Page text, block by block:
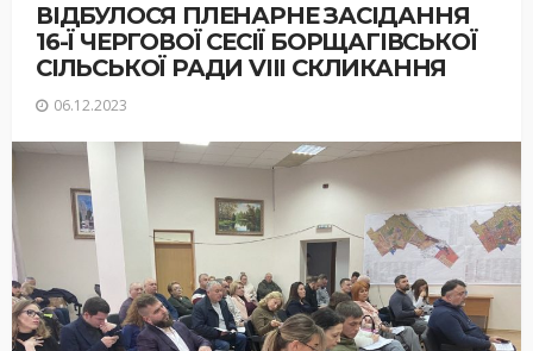
ВІДБУЛОСЯ ПЛЕНАРНЕ ЗАСІДАННЯ
16-Ї ЧЕРГОВОЇ СЕСІЇ БОРЩАГІВСЬКОЇ
СІЛЬСЬКОЇ РАДИ VIII СКЛИКАННЯ
06.12.2023